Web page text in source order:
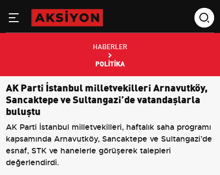
HABERLER
POLITIKA
AK Parti İstanbul milletvekilleri Arnavutköy,
Sancaktepe ve Sultangazi’de vatandaşlarla
buluştu
AK Parti İstanbul milletvekilleri, haftalık saha programı
kapsamında Arnavutköy, Sancaktepe ve Sultangazi’de
esnaf, STK ve hanelerle görüşerek talepleri
değerlendirdi.